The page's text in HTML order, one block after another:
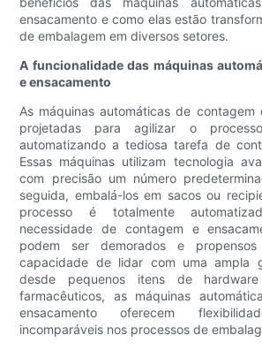
ensacamento e como elas estão
de embalagem em diversos setores.
A funcionalidade das máquinas
e ensacamento
As máquinas automáticas de contagem
projetadas para agilizar o
automatizando a tediosa tarefa de
Essas máquinas utilizam tecnologia
com precisão um número
seguida, embalá-los em sacos ou
processo é totalmente
necessidade de contagem e
podem ser demorados e
capacidade de lidar com uma ampla
desde pequenos itens de
farmacêuticos, as máquinas
ensacamento oferecem
incomparáveis ​​nos processos de